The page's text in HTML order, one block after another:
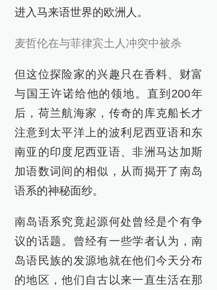
进入马来语世界的欧洲人。
麦哲伦在与菲律宾土人冲突中被杀
但这位探险家的兴趣只在香料、财富
与国王许诺给他的领地。直到200年
后，荷兰航海家，传奇的库克船长才
注意到太平洋上的波利尼西亚语和东
南亚的印度尼西亚语、非洲马达加斯
加语数词间的相似，从而揭开了南岛
语系的神秘面纱。
南岛语系究竟起源何处曾经是个有争
议的话题。曾经有一些学者认为，南
岛语民族的发源地就在他们今天分布
的地区，他们自古以来一直生活在那